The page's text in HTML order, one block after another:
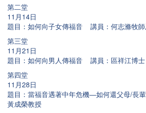
第二堂
11月14日
題目：如何向子女傳福音 講員：何志滌牧師
第三堂
11月21日
題目：如何向男人傳福音 講員：區祥江博士
第四堂
11月28日
題目：當福音遇著中年危機—如何還父母/長
黃成榮教授